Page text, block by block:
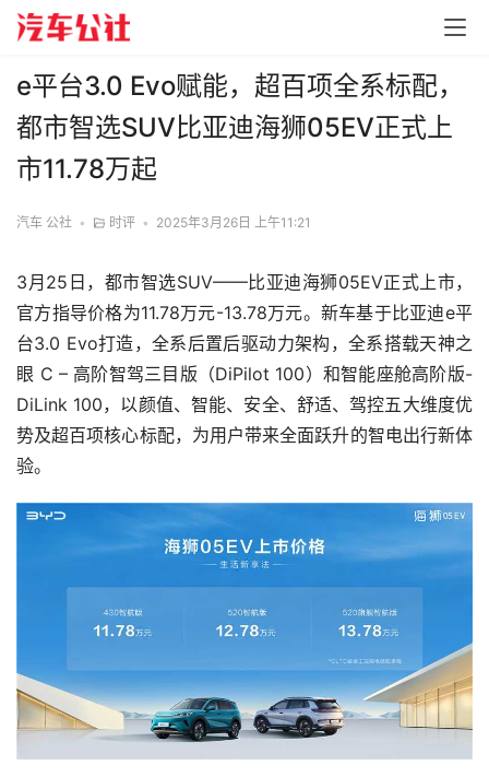
e平台3.0 Evo赋能，超百项全系标配，
都市智选SUV比亚迪海狮05EV正式上
市11.78万起
汽车 公社 • 时评 • 2025年3月26日 上午11:21
3月25日，都市智选SUV——比亚迪海狮05EV正式上市，
官方指导价格为11.78万元-13.78万元。新车基于比亚迪e平
台3.0 Evo打造，全系后置后驱动力架构，全系搭载天神之
眼 C – 高阶智驾三目版（DiPilot 100）和智能座舱高阶版-
DiLink 100，以颜值、智能、安全、舒适、驾控五大维度优
势及超百项核心标配，为用户带来全面跃升的智电出行新体
验。